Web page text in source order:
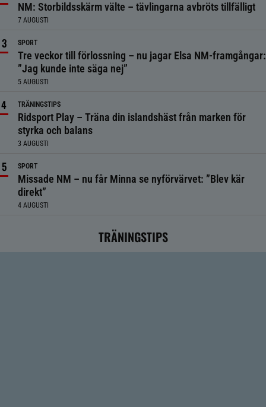
NM: Storbildsskärm välte – tävlingarna avbröts tillfälligt
7 AUGUSTI
SPORT
Tre veckor till förlossning – nu jagar Elsa NM-framgångar:
”Jag kunde inte säga nej”
5 AUGUSTI
TRÄNINGSTIPS
Ridsport Play – Träna din islandshäst från marken för
styrka och balans
3 AUGUSTI
SPORT
Missade NM – nu får Minna se nyförvärvet: ”Blev kär
direkt”
4 AUGUSTI
TRÄNINGSTIPS